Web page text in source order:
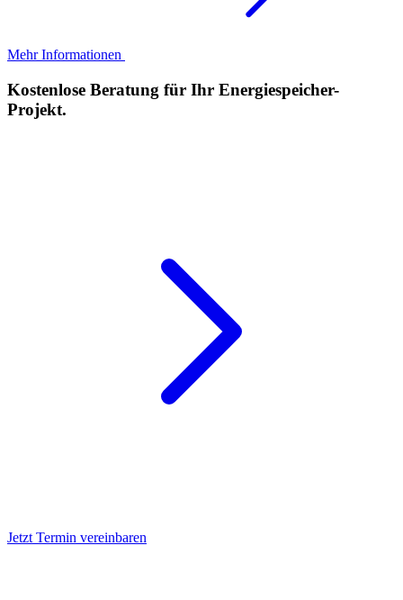
Mehr Informationen
Kostenlose Beratung für Ihr Energiespeicher-
Projekt.
Jetzt Termin vereinbaren